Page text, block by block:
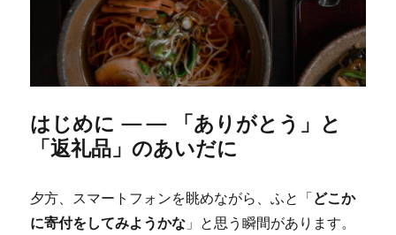
はじめに —— 「ありがとう」と
「返礼品」のあいだに
夕方、スマートフォンを眺めながら、ふと「どこか
に寄付をしてみようかな 」と思う瞬間があります。